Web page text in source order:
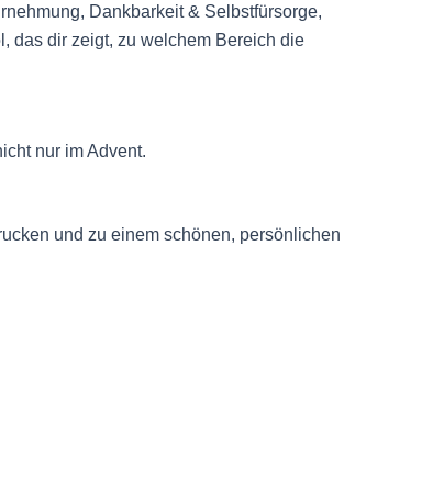
Dankbarkeit & Selbstfürsorge,
das dir zeigt, zu welchem Bereich die
nur im Advent.
und zu einem schönen, persönlichen